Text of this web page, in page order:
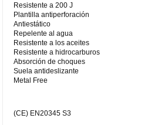
Resistente a 200 J
Plantilla antiperforación
Antiestático
Repelente al agua
Resistente a los aceites
Resistente a hidrocarburos
Absorción de choques
Suela antideslizante
Metal Free
(CE) EN20345 S3